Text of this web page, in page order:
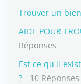
Trouver un
AIDE POUR
Réponses
Est ce qu'il
? - 10 Réponses